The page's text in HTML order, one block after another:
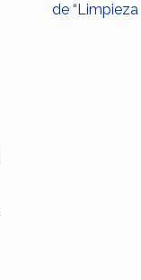
de “Limpieza